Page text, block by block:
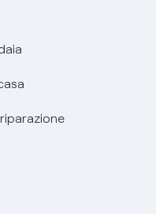
per offerte Fibra